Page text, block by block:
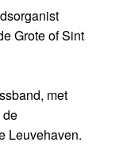
Grote of Sint
met
de
Leuvehaven.